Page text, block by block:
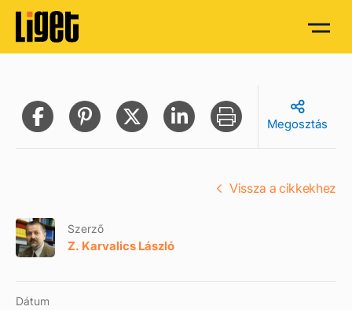
Megosztás
Szerző
Z. Karvalics László
Dátum
Vissza a cikkekhez